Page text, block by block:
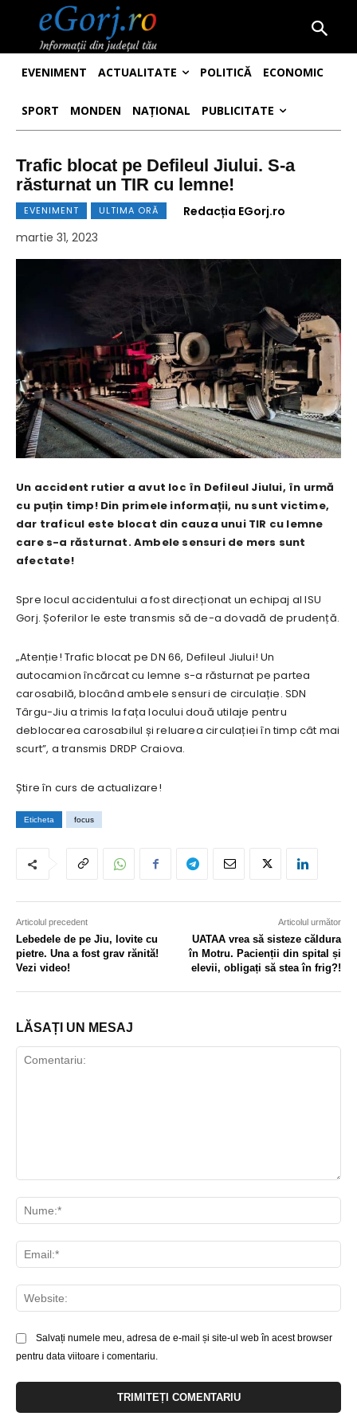
EVENIMENT ACTUALITATE POLITICĂ ECONOMIC
SPORT MONDEN NAȚIONAL PUBLICITATE
Trafic blocat pe Defileul Jiului. S-a
răsturnat un TIR cu lemne!
EVENIMENT ULTIMA ORĂ
Redacția EGorj.ro
martie 31, 2023
Un accident rutier a avut loc în Defileul Jiului, în urmă
cu puțin timp! Din primele informații, nu sunt victime,
dar traficul este blocat din cauza unui TIR cu lemne
care s-a răsturnat. Ambele sensuri de mers sunt
afectate!
Spre locul accidentului a fost direcționat un echipaj al ISU
Gorj. Șoferilor le este transmis să de-a dovadă de prudență.
„Atenție! Trafic blocat pe DN 66, Defileul Jiului! Un
autocamion încărcat cu lemne s-a răsturnat pe partea
carosabilă, blocând ambele sensuri de circulație. SDN
Târgu-Jiu a trimis la fața locului două utilaje pentru
deblocarea carosabilul și reluarea circulației în timp cât mai
scurt”, a transmis DRDP Craiova.
Știre în curs de actualizare!
Eticheta focus
Articolul precedent
Lebedele de pe Jiu, lovite cu
pietre. Una a fost grav rănită!
Vezi video!
Articolul următor
UATAA vrea să sisteze căldura
în Motru. Pacienții din spital și
elevii, obligați să stea în frig?!
LĂSAȚI UN MESAJ
Salvați numele meu, adresa de e-mail și site-ul web în acest browser
pentru data viitoare i comentariu.